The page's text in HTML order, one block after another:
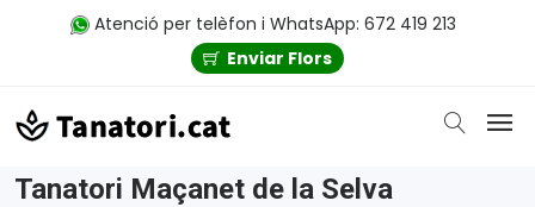
Atenció per telèfon i WhatsApp: 672 419 213
Enviar Flors
Tanatori Maçanet de la Selva